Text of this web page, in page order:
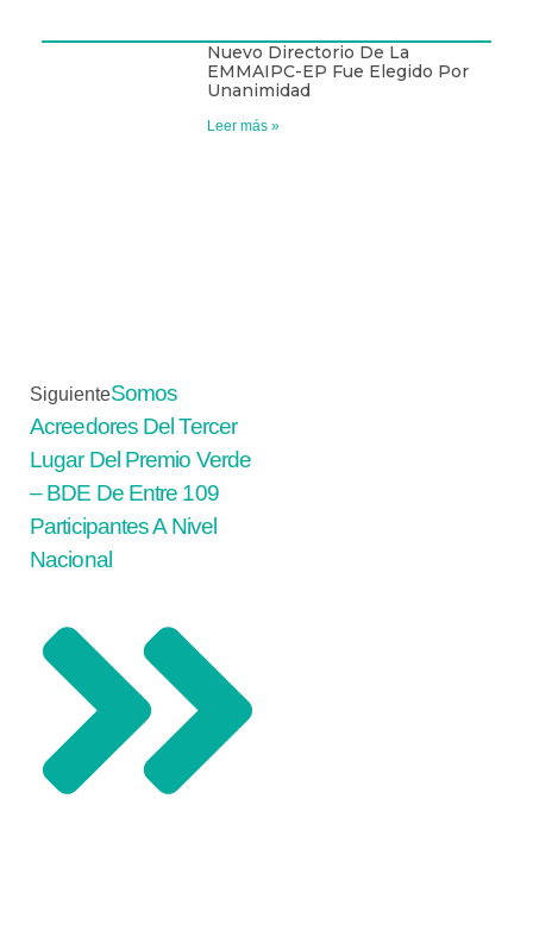
Nuevo Directorio De La
EMMAIPC-EP Fue Elegido Por
Unanimidad
Leer más »
SiguienteSomos
Acreedores Del Tercer
Lugar Del Premio Verde
– BDE De Entre 109
Participantes A Nivel
Nacional